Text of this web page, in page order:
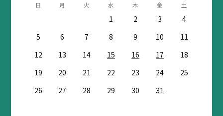
日 月 火 水 木 金 土
1 2 3
4
5
6 7 8 9 10
11
12
13 14 15 16 17
18
19
20 21 22 23 24
25
26
27 28 29 30 31